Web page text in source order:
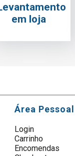
em loja
Área Pessoal
Login
Carrinho
Encomendas